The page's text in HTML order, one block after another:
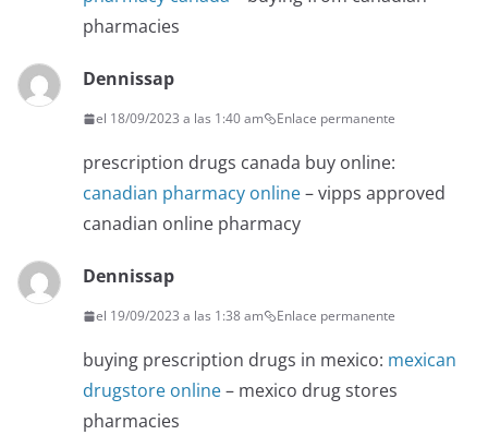
pharmacies
Dennissap
el 18/09/2023 a las 1:40 am Enlace permanente
prescription drugs canada buy online:
canadian pharmacy online– vipps approved
canadian online pharmacy
Dennissap
el 19/09/2023 a las 1:38 am Enlace permanente
buying prescription drugs in mexico: mexican
drugstore online– mexico drug stores
pharmacies